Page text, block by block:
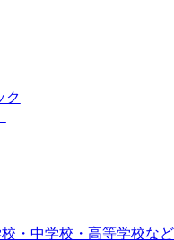
ク
・中学校・高等学校な